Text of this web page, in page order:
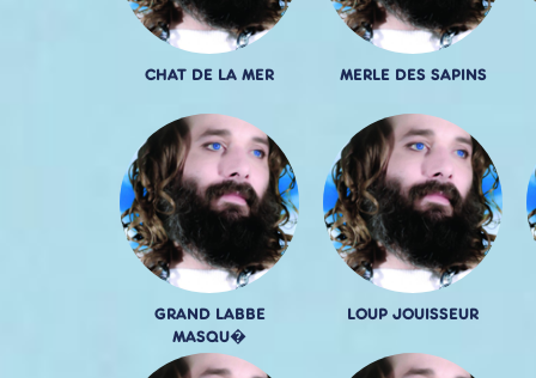
CHAT DE LA MER MERLE DES SAPINS
GRAND LABBE
MASQU�
LOUP JOUISSEUR